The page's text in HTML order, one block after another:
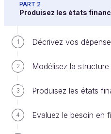
PART 2
Produisez les états
1 Décrivez vos
2 Modélisez la
3 Produisez les états
4 Evaluez le besoin en
Qui sont-ils ?
savoir avant de créer
Quelles sont les 3
Quels sont leur